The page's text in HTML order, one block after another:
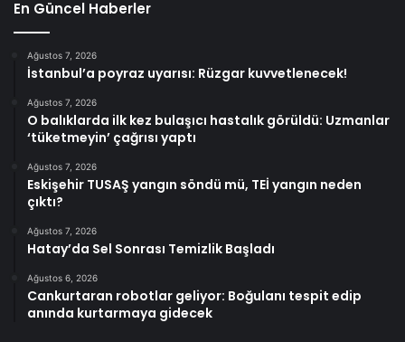
En Güncel Haberler
Ağustos 7, 2026
İstanbul’a poyraz uyarısı: Rüzgar kuvvetlenecek!
Ağustos 7, 2026
O balıklarda ilk kez bulaşıcı hastalık görüldü: Uzmanlar
‘tüketmeyin’ çağrısı yaptı
Ağustos 7, 2026
Eskişehir TUSAŞ yangın söndü mü, TEİ yangın neden
çıktı?
Ağustos 7, 2026
Hatay’da Sel Sonrası Temizlik Başladı
Ağustos 6, 2026
Cankurtaran robotlar geliyor: Boğulanı tespit edip
anında kurtarmaya gidecek